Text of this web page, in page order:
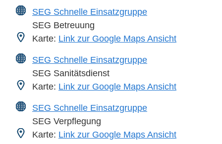
SEG Schnelle Einsatzgruppe
SEG Betreuung
Karte: Link zur Google Maps Ansicht
SEG Schnelle Einsatzgruppe
SEG Sanitätsdienst
Karte: Link zur Google Maps Ansicht
SEG Schnelle Einsatzgruppe
SEG Verpflegung
Karte: Link zur Google Maps Ansicht